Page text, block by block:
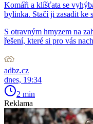
Komáři a klíšťata se
bylinka. Stačí ji zasadit ke
S otravným hmyzem na
řešení, které si pro vás
adbz.cz
dnes, 19:34
2 min
Reklama